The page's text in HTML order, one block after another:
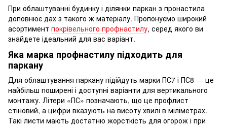
При облаштуванні будинку і ділянки паркан з пронастила
доповнює дах з такого ж матеріалу. Пропонуємо широкий
асортимент покрівельного профнастилу, серед якого ви
знайдете ідеальний для вас варіант.
Яка марка профнастилу підходить для
паркану
Для облаштування паркану підійдуть марки ПС7 і ПС8 — це
найбільш поширені і доступні варіанти для вертикального
монтажу. Літери «ПС» позначають, що це профлист
стіновий, а цифри вказують на висоту хвилі в міліметрах.
Такі листи мають достатню жорсткість для огорож і при